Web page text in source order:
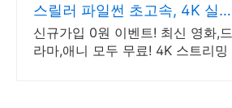
스릴러 파일썬 초고속, 4K 실
시간 보기!
신규가입 0원 이벤트! 최신 영화,드
라마,애니 모두 무료! 4K 스트리밍